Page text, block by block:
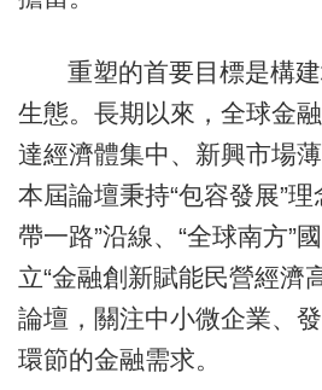
重塑的首要目標是構
生態。長期以來，全球金
達經濟體集中、新興市場薄
本屆論壇秉持“包容發展”
帶一路”沿線、“全球南方”
立“金融創新賦能民營經濟
論壇，關注中小微企業、
環節的金融需求。